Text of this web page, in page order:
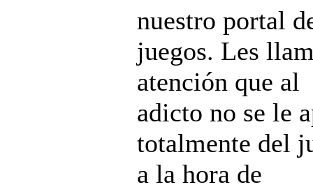
nuestro portal
juegos. Les
atención que al
adicto no se le
totalmente del
a la hora de